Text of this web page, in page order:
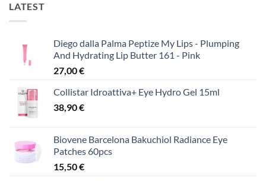
LATEST
Diego dalla Palma Peptize My Lips - Plumping
And Hydrating Lip Butter 161 - Pink
27,00€
Collistar Idroattiva+ Eye Hydro Gel 15ml
38,90€
Biovene Barcelona Bakuchiol Radiance Eye
Patches 60pcs
15,50€